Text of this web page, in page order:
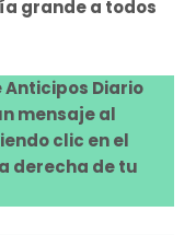
grande a todos
Diario
mensaje al
clic en el
derecha de tu